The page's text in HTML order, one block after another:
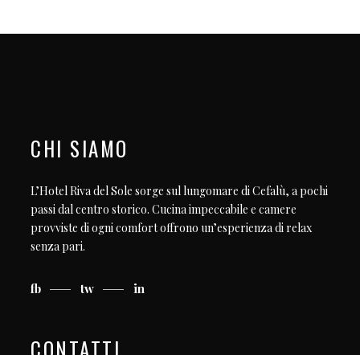
CHI SIAMO
L’Hotel Riva del Sole sorge sul lungomare di Cefalù, a pochi
passi dal centro storico. Cucina impeccabile e camere
provviste di ogni comfort offrono un’esperienza di relax
senza pari.
fb tw in